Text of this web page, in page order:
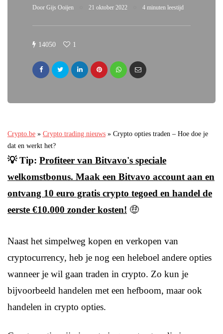
Door Gijs Ooijen 21 oktober 2022 4 minuten leestijd
14050 1
Crypto.be » Crypto trading nieuws » Crypto opties traden – Hoe doe je
dat en werkt het?
💡 Tip: Profiteer van Bitvavo's speciale
welkomstbonus. Maak een Bitvavo account aan en
ontvang 10 euro gratis crypto tegoed en handel de
eerste €10.000 zonder kosten! 🤑
Naast het simpelweg kopen en verkopen van
cryptocurrency, heb je nog een heleboel andere opties
wanneer je wil gaan traden in crypto. Zo kun je
bijvoorbeeld handelen met een hefboom, maar ook
handelen in crypto opties.